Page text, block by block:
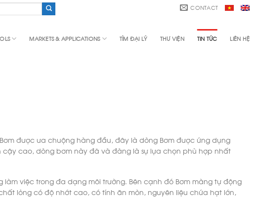
CONTACT
MARKETS & APPLICATIONS TÌM ĐẠI LÝ THƯ VIỆN TIN TỨC LIÊN HỆ
được ưa chuộng hàng đầu, đây là dòng Bơm được ứng dụng
cao, dòng bơm này đã và đàng là sự lựa chọn phù hợp nhất
việc trong đa dạng môi trường. Bên cạnh đó Bơm màng tự động
lỏng có độ nhớt cao, có tính ăn mòn, nguyên liệu chứa hạt lớn,